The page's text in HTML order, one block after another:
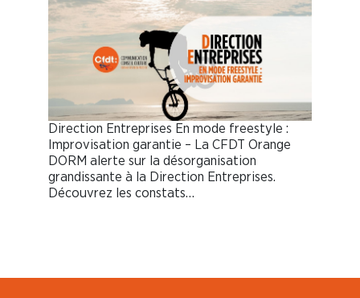
Direction Entreprises En mode freestyle :
Improvisation garantie – La CFDT Orange
DORM alerte sur la désorganisation
grandissante à la Direction Entreprises.
Découvrez les constats…